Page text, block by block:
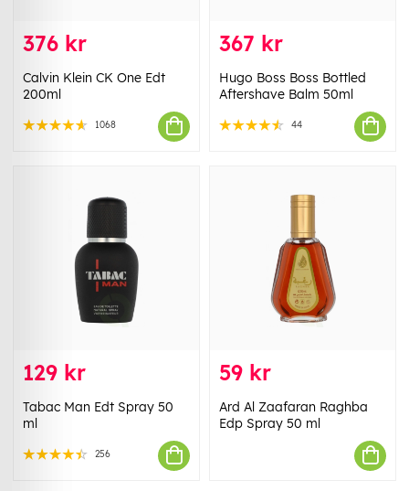
376 kr
Calvin Klein CK One Edt
200ml
1068
367 kr
Hugo Boss Boss Bottled
Aftershave Balm 50ml
44
129 kr
Tabac Man Edt Spray 50
ml
256
59 kr
Ard Al Zaafaran Raghba
Edp Spray 50 ml